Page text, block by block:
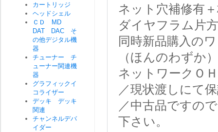
ネット穴補修有
ダイヤフラム片
同時新品購入の
（ほんのわずか
ネットワークＯ
／現状渡しにて
／中古品ですの
下さい。
カートリッジ
ヘッドシェル
ＣＤ MD
DAT DAC そ
の他デジタル機
器
チューナー チ
ューナー関連機
器
グラフィックイ
コライザー
デッキ デッキ
関連
チャンネルデバ
イダー